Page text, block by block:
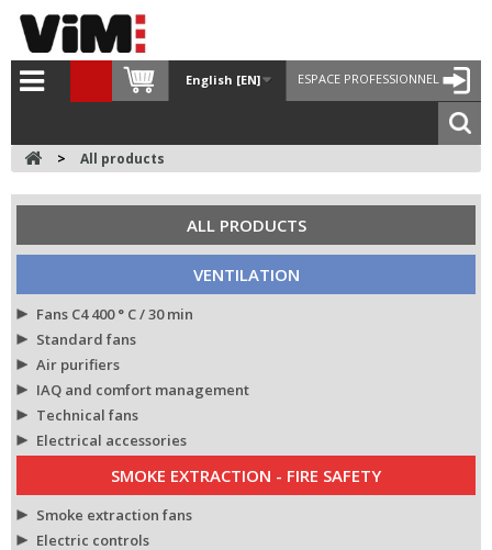
ESPACE PROFESSIONNEL
English [EN]
> All products
ALL PRODUCTS
VENTILATION
Fans C4 400 ° C / 30 min
Standard fans
Air purifiers
IAQ and comfort management
Technical fans
Electrical accessories
SMOKE EXTRACTION - FIRE SAFETY
Smoke extraction fans
Electric controls